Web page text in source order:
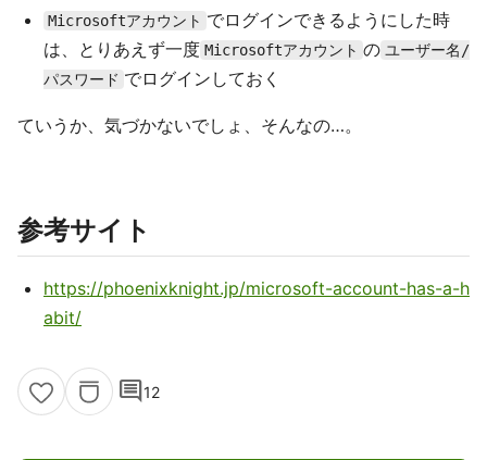
Microsoftアカウント でログインできるようにした時
は、とりあえず一度 Microsoftアカウント の ユーザー名/
パスワード でログインしておく
ていうか、気づかないでしょ、そんなの…。
参考サイト
https://phoenixknight.jp/microsoft-account-has-a-h
abit/
comment12